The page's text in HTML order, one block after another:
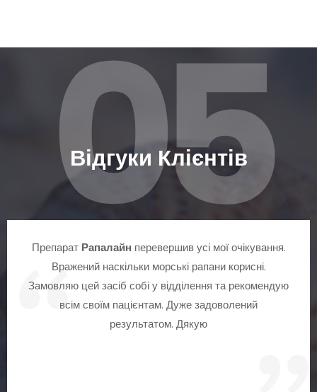
05
Відгуки Клієнтів
Препарат Рапалайн перевершив усі мої очікування.
Вражений наскільки морські рапани корисні.
Замовляю цей засіб собі у відділення та рекомендую
всім своїм пацієнтам. Дуже задоволений
результатом. Дякую